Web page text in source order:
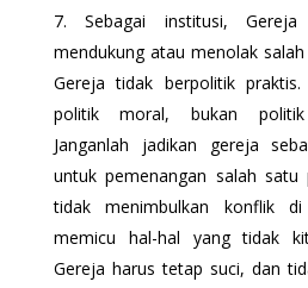
Sebagai institusi,
mendukung atau menolak
Gereja tidak berpolitik
politik moral, bukan politik
Janganlah jadikan gereja
untuk pemenangan salah satu
tidak menimbulkan konflik
memicu hal-hal yang tidak
Gereja harus tetap suci, dan